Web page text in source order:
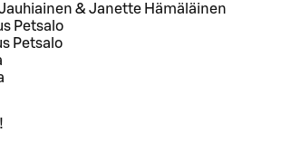
Jauhiainen & Janette Hämäläinen
Petsalo
Petsalo